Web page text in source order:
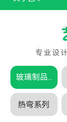
玻璃制品...
热弯系列